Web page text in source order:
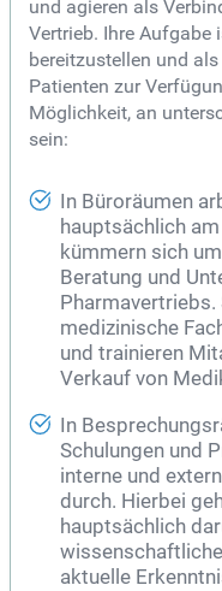
und agieren als
Vertrieb. Ihre Aufgabe
bereitzustellen und
Patienten zur
Möglichkeit, an
sein:
In Büroräumen
hauptsächlich
kümmern sich
Beratung und
Pharmavertriebs.
medizinische
und trainieren
Verkauf von
In
Schulungen und
interne und
durch. Hierbei
hauptsächlich
aktuelle